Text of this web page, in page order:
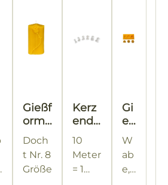
Gießf
orm
Zierk
erze
mit
Rose,
Doch
t Nr. 8
Größe
Kerz
endo
cht
10
Meter
= 1
Gi
eß
for
m
"D
rei
W
ab
e,